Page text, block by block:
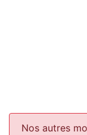
Nos autres